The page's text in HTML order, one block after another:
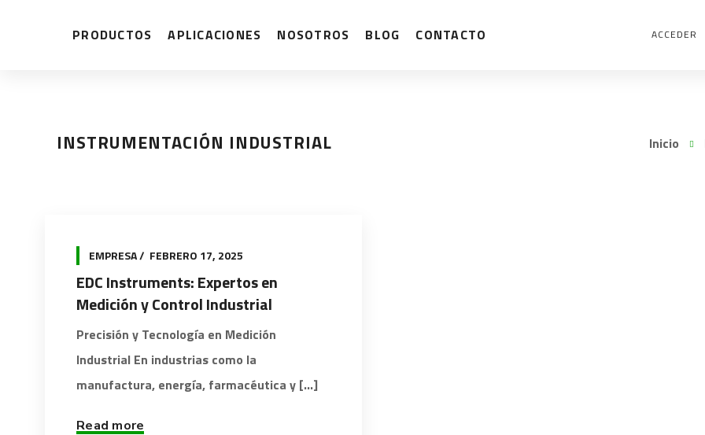
PRODUCTOS APLICACIONES NOSOTROS BLOG CONTACTO ACCEDER
INSTRUMENTACIÓN INDUSTRIAL Inicio
EMPRESA FEBRERO 17, 2025
EDC Instruments: Expertos en
Medición y Control Industrial
Precisión y Tecnología en Medición
Industrial En industrias como la
manufactura, energía, farmacéutica y [...]
Read more